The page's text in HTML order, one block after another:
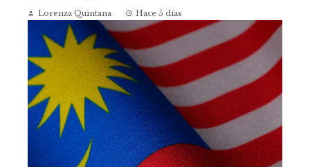
Lorenza Quintana Hace 5 días